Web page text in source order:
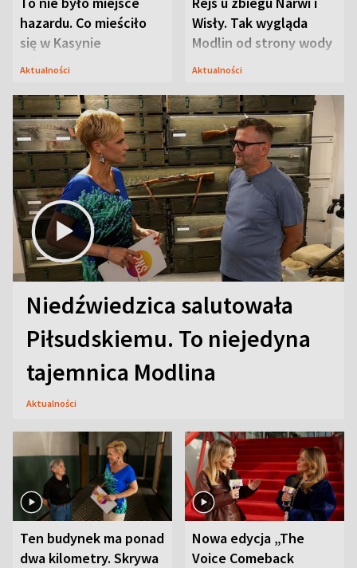
hazardu. Co mieściło
się w Kasynie
Oficerskim?
Aktualności
Wisły. Tak wygląda
Modlin od strony wody
Aktualności
Niedźwiedzica salutowała
Piłsudskiemu. To niejedyna
tajemnica Modlina
Aktualności
Ten budynek ma ponad
dwa kilometry. Skrywa
Nowa edycja „The
Voice Comeback